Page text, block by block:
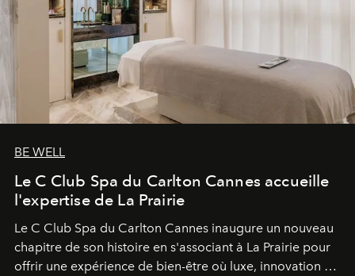
BE WELL
Le C Club Spa du Carlton Cannes accueille
l'expertise de La Prairie
Le C Club Spa du Carlton Cannes inaugure un nouveau
chapitre de son histoire en s'associant à La Prairie pour
offrir une expérience de bien-être où luxe, innovation et